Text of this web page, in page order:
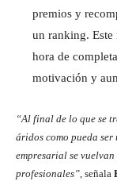
premios y
un ranking.
hora de
motivación y
“Al final de lo que se
áridos como pueda
empresarial se
profesionales”, señala